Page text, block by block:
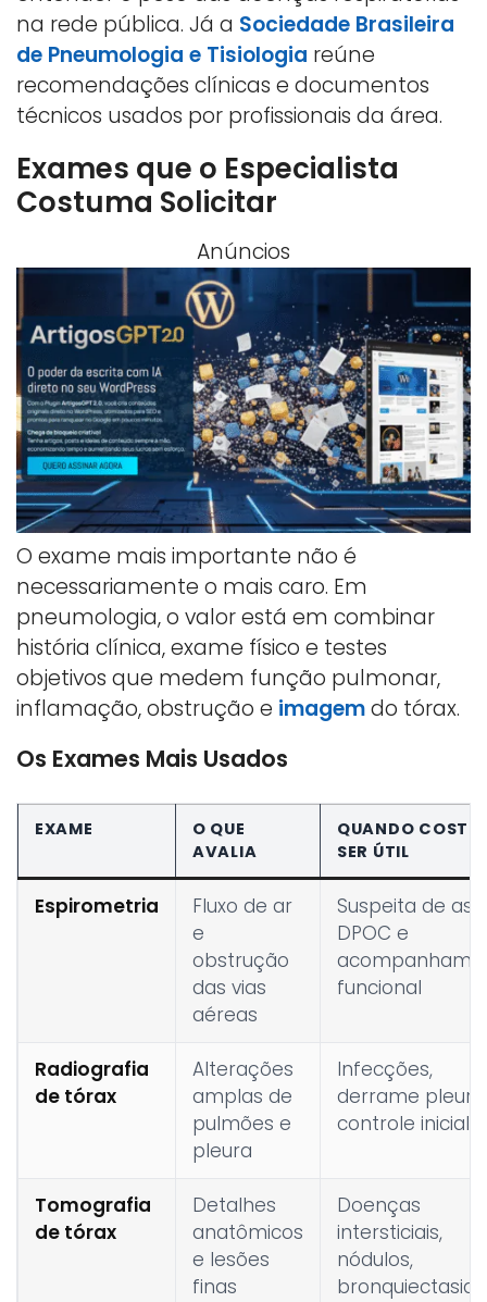
na rede pública. Já a Sociedade Brasileira
de Pneumologia e Tisiologia reúne
recomendações clínicas e documentos
técnicos usados por profissionais da área.
Exames que o Especialista
Costuma Solicitar
Anúncios
O exame mais importante não é
necessariamente o mais caro. Em
pneumologia, o valor está em combinar
história clínica, exame físico e testes
objetivos que medem função pulmonar,
inflamação, obstrução e imagemdo tórax.
Os Exames Mais Usados
EXAME
O QUE
AVALIA
QUANDO
SER ÚTIL
Espirometria
Fluxo de ar
e
obstrução
das vias
aéreas
Suspeita de
DPOC e
funcional
Radiografia
de tórax
Alterações
amplas de
pulmões e
pleura
Infecções,
derrame
controle inicial
Tomografia
de tórax
Detalhes
anatômicos
e lesões
finas
Doenças
intersticiais,
nódulos,
bronquiectasias